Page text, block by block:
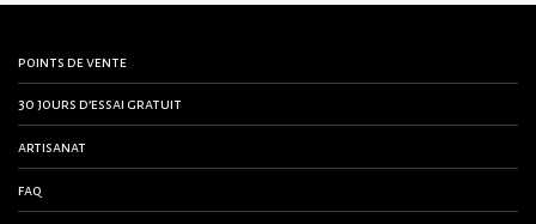
points de vente
30 jours d’essai gratuit
artisanat
faq